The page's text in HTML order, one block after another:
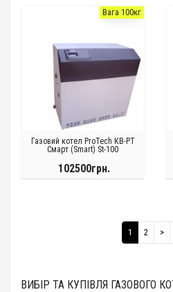
Вага 100кг
Газовий котел ProTech КВ-РТ
Смарт (Smart) St-100
102500грн.
1 2 >
ВИБІР ТА КУПІВЛЯ ГАЗОВОГО